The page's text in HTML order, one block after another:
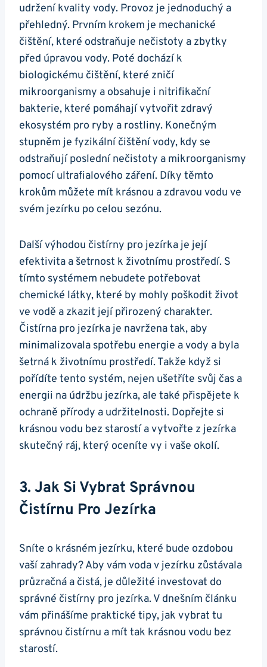
udržení kvality vody. Provoz je jednoduchý a
přehledný. Prvním krokem je mechanické
čištění, které odstraňuje nečistoty a zbytky
před úpravou vody. Poté dochází k
biologickému čištění, které zničí
mikroorganismy a obsahuje i nitrifikační
bakterie, které pomáhají vytvořit zdravý
ekosystém pro ryby a rostliny. Konečným
stupněm je fyzikální čištění vody, kdy se
odstraňují poslední nečistoty a mikroorganismy
pomocí ultrafialového záření. Díky těmto
krokům můžete mít krásnou a zdravou vodu ve
svém jezírku po celou sezónu.
Další výhodou čistírny pro jezírka je její
efektivita a šetrnost k životnímu prostředí. S
tímto systémem nebudete potřebovat
chemické látky, které by mohly poškodit život
ve vodě a zkazit její přirozený charakter.
Čistírna pro jezírka je navržena tak, aby
minimalizovala spotřebu energie a vody a byla
šetrná k životnímu prostředí. Takže když si
pořídíte tento systém, nejen ušetříte svůj čas a
energii na údržbu jezírka, ale také přispějete k
ochraně přírody a udržitelnosti. Dopřejte si
krásnou vodu bez starostí a vytvořte z jezírka
skutečný ráj, který oceníte vy i vaše okolí.
3. Jak Si Vybrat Správnou
Čistírnu Pro Jezírka
Sníte o krásném jezírku, které bude ozdobou
vaší zahrady? Aby vám voda v jezírku zůstávala
průzračná a čistá, je důležité investovat do
správné čistírny pro jezírka. V dnešním článku
vám přinášíme praktické tipy, jak vybrat tu
správnou čistírnu a mít tak krásnou vodu bez
starostí.